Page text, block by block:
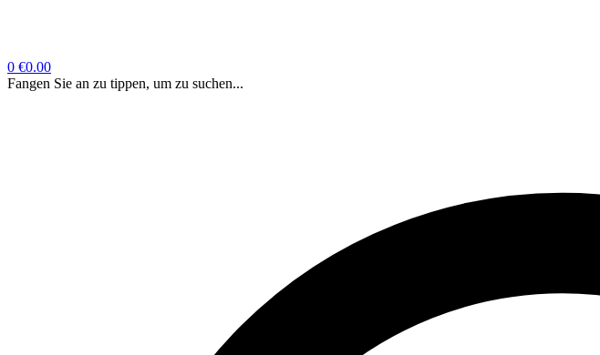
0 €0.00
Fangen Sie an zu tippen, um zu suchen...